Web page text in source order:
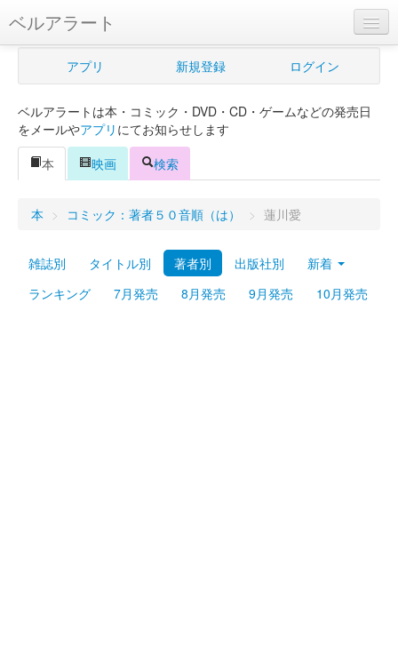
ベルアラート
ベルアラートとは
新規登録
ログイン
Myシェルフ
プレミアム
アプリ 新規登録 ログイン
ベルアラートは本・コミック・DVD・CD・ゲームなどの発売日
をメールやアプリ にてお知らせします
本
映画 検索
本 > コミック：著者５０音順（は） > 蓮川愛
雑誌別 タイトル別 著者別 出版社別
新着
ランキング
7月発売 8月発売 9月発売 10月発売